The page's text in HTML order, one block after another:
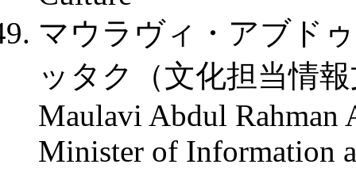
マウラヴィ・アブド
ッタク（文化担当情
Maulavi Abdul Rahman
Minister of Information